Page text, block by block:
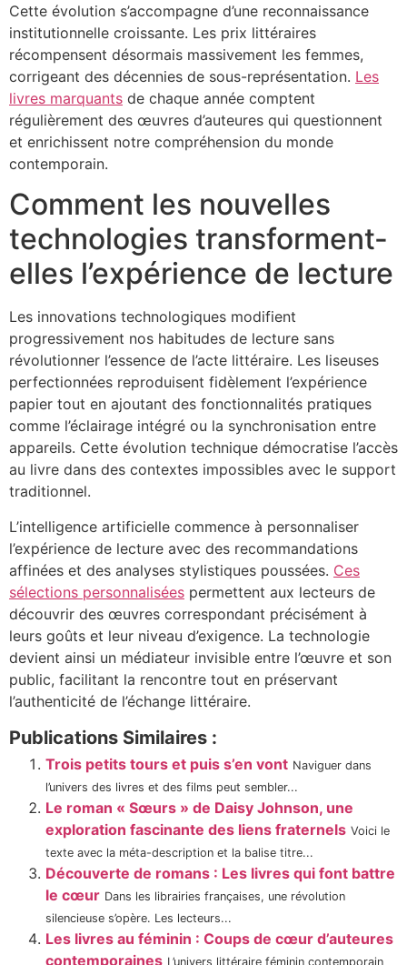
Cette évolution s’accompagne d’une reconnaissance
institutionnelle croissante. Les prix littéraires
récompensent désormais massivement les femmes,
corrigeant des décennies de sous-représentation. Les
livres marquants de chaque année comptent
régulièrement des œuvres d’auteures qui questionnent
et enrichissent notre compréhension du monde
contemporain.
Comment les nouvelles
technologies transforment-
elles l’expérience de lecture
Les innovations technologiques modifient
progressivement nos habitudes de lecture sans
révolutionner l’essence de l’acte littéraire. Les liseuses
perfectionnées reproduisent fidèlement l’expérience
papier tout en ajoutant des fonctionnalités pratiques
comme l’éclairage intégré ou la synchronisation entre
appareils. Cette évolution technique démocratise l’accès
au livre dans des contextes impossibles avec le support
traditionnel.
L’intelligence artificielle commence à personnaliser
l’expérience de lecture avec des recommandations
affinées et des analyses stylistiques poussées. Ces
sélections personnalisées permettent aux lecteurs de
découvrir des œuvres correspondant précisément à
leurs goûts et leur niveau d’exigence. La technologie
devient ainsi un médiateur invisible entre l’œuvre et son
public, facilitant la rencontre tout en préservant
l’authenticité de l’échange littéraire.
Publications Similaires :
Trois petits tours et puis s’en vont Naviguer dans
l’univers des livres et des films peut sembler...
Le roman « Sœurs » de Daisy Johnson, une
exploration fascinante des liens fraternels Voici le
texte avec la méta-description et la balise titre...
Découverte de romans : Les livres qui font battre
le cœur Dans les librairies françaises, une révolution
silencieuse s’opère. Les lecteurs...
Les livres au féminin : Coups de cœur d’auteures
contemporaines L’univers littéraire féminin contemporain